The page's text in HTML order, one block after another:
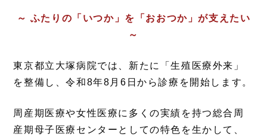
～ ふたりの「いつか」を「おおつか」が支えたい
～
東京都立大塚病院では、新たに「生殖医療外来」
を整備し、令和8年8月6日から診療を開始します。
周産期医療や女性医療に多くの実績を持つ総合周
産期母子医療センターとしての特色を生かして、